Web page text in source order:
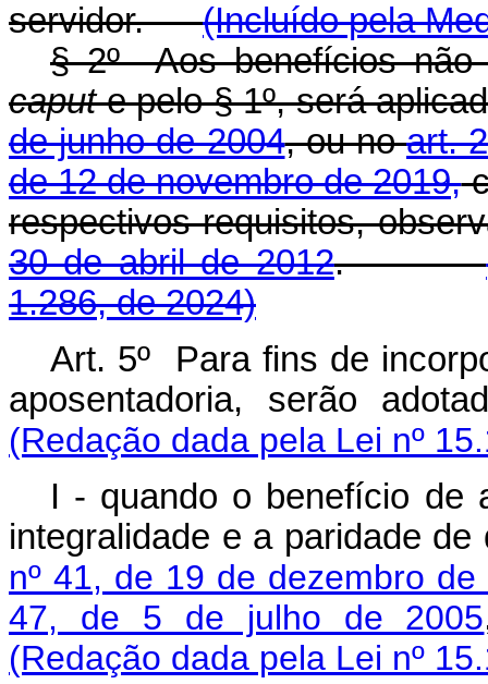
servidor.(Incluído pela
§ 2º Aos benefícios não
capute pelo § 1º, será
de junho de 2004, ou noart.
de 12 de novembro de 2019,
respectivos requisitos,
30 de abril de 2012.
1.286, de 2024)
Art. 5º Para fins de
aposentadoria, serão
(Redação dada pela Lei nº
I - quando o benefício de
integralidade e a paridade
nº 41, de 19 de dezembro de
47, de 5 de julho de 2005
(Redação dada pela Lei nº